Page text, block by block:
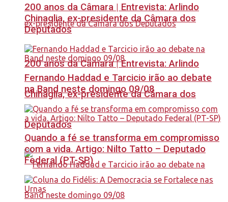
200 anos da Câmara | Entrevista: Arlindo
Chinaglia, ex-presidente da Câmara dos
Deputados
200 anos da Câmara | Entrevista: Arlindo
Chinaglia, ex-presidente da Câmara dos
Deputados
Fernando Haddad e Tarcicio irão ao debate
na Band neste domingo 09/08
Quando a fé se transforma em compromisso
com a vida. Artigo: Nilto Tatto – Deputado
Federal (PT-SP)